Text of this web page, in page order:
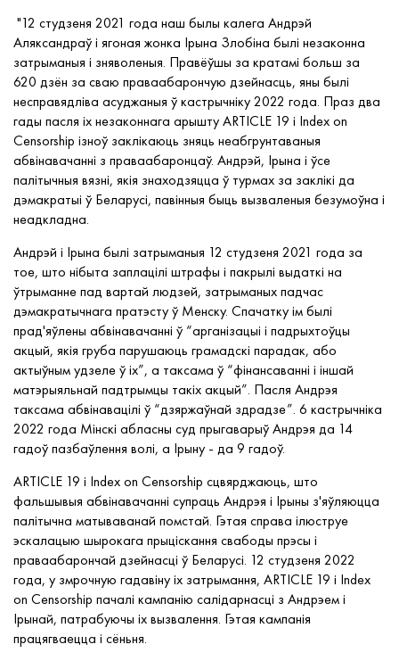
"12 студзеня 2021 года наш былы калега Андрэй
Аляксандраў і ягоная жонка Ірына Злобіна былі незаконна
затрыманыя і зняволеныя. Правёўшы за кратамі больш за
620 дзён за сваю праваабарончую дзейнасць, яны былі
несправядліва асуджаныя ў кастрычніку 2022 года. Праз два
гады пасля іх незаконнага арыштуARTICLE 19 і Index on
Censorship ізноў заклікаюць зняць неабгрунтаваныя
абвінавачанні з праваабаронцаў. Андрэй, Ірына і ўсе
палітычныя вязні, якія знаходзяцца ў турмах за заклікі да
дэмакратыі ў Беларусі, павінныя быць вызваленыя безумоўна і
неадкладна.
Андрэй і Ірына былі затрыманыя 12 студзеня 2021 года за
тое, што нібыта заплацілі штрафы і пакрылі выдаткі на
ўтрыманне пад вартай людзей, затрыманых падчас
дэмакратычнага пратэсту ў Менску. Спачаткуім былі
прад'яўлены абвінавачанні ў “арганізацыі і падрыхтоўцы
акцый, якія груба парушаюць грамадскі парадак, або
актыўным удзеле ў іх”, а таксама ў “фінансаванні і іншай
матэрыяльнай падтрымцы такіх акцый”. Пасля Андрэя
таксама абвінавацілі ў “дзяржаўнай здрадзе”. 6 кастрычніка
2022 года Мінскі абласны суд прыгаварыў Андрэя да 14
гадоў пазбаўлення волі, а Ірыну - да 9 гадоў.
ARTICLE 19 і Index on Censorship сцвярджаюць, што
фальшывыя абвінавачанні супраць Андрэя і Ірыны з'яўляюцца
палітычна матываванай помстай. Гэтая справа ілюструе
эскалацыю шырокага прыціскання свабоды прэсы і
праваабарончай дзейнасці ў Беларусі. 12 студзеня 2022
года, у змрочную гадавіну іх затрымання, ARTICLE 19 і Index
on Censorship пачалі кампанію салідарнасці з Андрэем і
Ірынай, патрабуючы іх вызвалення. Гэтая кампанія
працягваецца і сёньня.